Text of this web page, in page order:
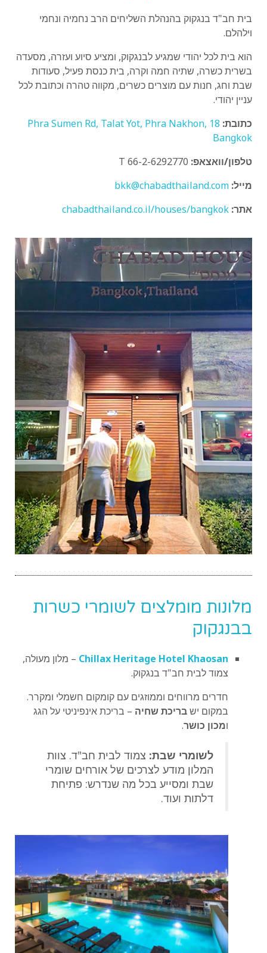
בית חב"ד בנגקוק בהנהלת השליחים הרב נחמיה ונחמי
וילהלם.
הוא בית לכל יהודי שמגיע לבנגקוק, ומציע סיוע ועזרה, מסעדה
בשרית כשרה, שתיה חמה וקרה, בית כנסת פעיל, סעודות
שבת וחג, חנות עם מוצרים כשרים, מקווה טהרה וכתובת לכל
עניין יהודי.
כתובת:
18 Phra Sumen Rd, Talat Yot, Phra Nakhon,
Bangkok
טלפון/וואצאפ:
מייל: bkk@chabadthailand.com
אתר: chabadthailand.co.il/houses/bangkok
מלונות מומלצים לשומרי כשרות
בבנגקוק
Chillax Heritage Hotel Khaosan – מלון מעולה,
צמוד לבית חב"ד בנגקוק.
חדרים מרווחים וממוזגים עם קומקום חשמלי ומקרר.
במקום ישבריכת שחיה – בריכת אינפיניטי על הגג
ומכון כושר.
לשומרי שבת: צמוד לבית חב"ד. צוות
המלון מודע לצרכים של אורחים שומרי
שבת ומסייע בכל מה שנדרש: פתיחת
דלתות ועוד.